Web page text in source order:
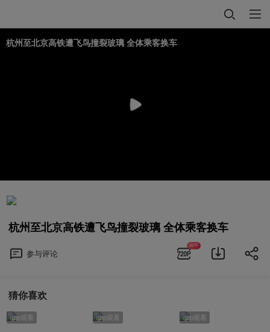
杭州至北京高铁遭飞鸟撞裂玻璃 全体乘客换车
杭州至北京高铁遭飞鸟撞裂玻璃 全体乘客换车
参与评论
APP
猜你喜欢
app观看 app观看 app观看